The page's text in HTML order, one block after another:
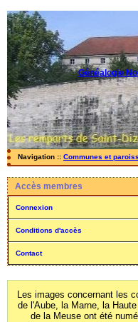
Généalogie
Navigation :: Communes et
Accès membres
Connexion
Conditions d'accès
Contact
Les images concernant les
de l'Aube, la Marne, la
de la Meuse ont été